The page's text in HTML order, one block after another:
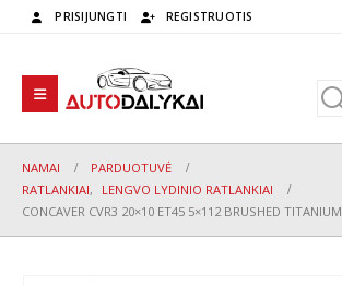
PRISIJUNGTI REGISTRUOTIS
NAMAI
PARDUOTUVĖ
RATLANKIAI,
LENGVO LYDINIO RATLANKIAI
CONCAVER CVR3 20×10 ET45 5×112 BRUSHED TITANIUM